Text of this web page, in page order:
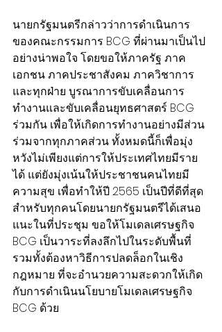
นายกรัฐมนตรีกล่าวว่าการดำเนินการ
ของคณะกรรมการ BCG ที่ผ่านมาเป็นไป
อย่างน่าพอใจ โดยขอให้ภาครัฐ ภาค
เอกชน ภาคประชาสังคม ภาควิชาการ
และทุกฝ่าย บูรณาการขับเคลื่อนการ
ทำงานและขับเคลื่อนยุทธศาสตร์ BCG
ร่วมกัน เพื่อให้เกิดการทำงานอย่างมีส่วน
ร่วมจากทุกภาคส่วน ทั้งหมดนี้ก็เพื่อมุ่ง
หวังไม่เพียงแต่การให้ประเทศไทยมีราย
ได้ แต่ยังมุ่งเน้นให้ประชาชนคนไทยมี
ความสุข เพื่อทำให้ปี 2565 เป็นปีที่ดีที่สุด
สำหรับทุกคนโดยนายกรัฐมนตรีได้เสนอ
แนะในที่ประชุม ขอให้โมเดลเศรษฐกิจ
BCG เป็นวาระที่ลงลึกไปในระดับพื้นที่
รวมทั้งต้องหาวิธีการปลดล็อกในเชิง
กฎหมาย ที่จะอำนวยความสะดวกให้เกิด
กับการดำเนินนโยบายโมเดลเศรษฐกิจ
BCG ด้วย